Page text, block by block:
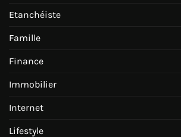
Etanchéiste
Famille
Finance
Immobilier
Internet
Lifestyle